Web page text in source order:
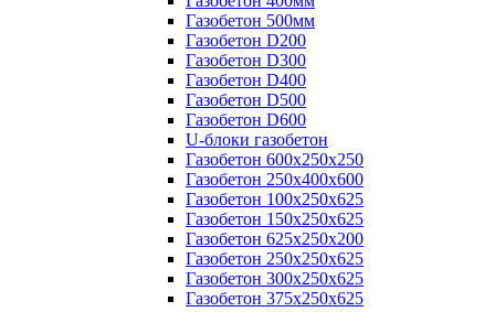
Газобетон 500мм
Газобетон D200
Газобетон D300
Газобетон D400
Газобетон D500
Газобетон D600
U-блоки газобетон
Газобетон 600x250x250
Газобетон 250x400x600
Газобетон 100х250х625
Газобетон 150х250х625
Газобетон 625х250х200
Газобетон 250х250х625
Газобетон 300х250х625
Газобетон 375х250х625